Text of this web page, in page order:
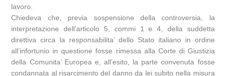
lavoro.
Chiedeva che, previa sospensione della controversia, la
interpretazione dell’articolo 5, commi 1 e 4, della suddetta
direttiva circa la responsabilita’ dello Stato italiano in ordine
all’infortunio in questione fosse rimessa alla Corte di Giustizia
della Comunita’ Europea e, all’esito, la parte convenuta fosse
condannata al risarcimento del danno da lei subito nella misura